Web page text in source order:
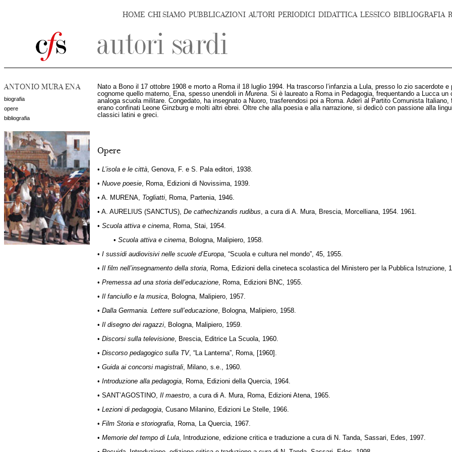
HOME CHI SIAMO PUBBLICAZIONI AUTORI PERIODICI DIDATTICA LESSICO BIBLIOGRAFIA
ANTONIO MURA ENA
biografia
opere
bibliografia
Nato a Bono il 17 ottobre 1908 e morto a Roma il 18 luglio 1994. Ha trascorso l’infanzia a Lula, presso lo zio sacerdote
cognome quello materno, Ena, spesso unendoli in Murena. Si è laureato a Roma in Pedagogia, frequentando a Lucca
analoga scuola militare. Congedato, ha insegnato a Nuoro, trasferendosi poi a Roma. Aderì al Partito Comunista
erano confinati Leone Ginzburg e molti altri ebrei. Oltre che alla poesia e alla narrazione, si dedicò con passione alla
classici latini e greci.
Opere
• L’isola e le città, Genova, F. e S. Pala editori, 1938.
• Nuove poesie, Roma, Edizioni di Novissima, 1939.
• A. MURENA, Togliatti, Roma, Partenia, 1946.
• A. AURELIUS (SANCTUS), De cathechizandis rudibus, a cura di A. Mura, Brescia, Morcelliana, 1954. 1961.
• Scuola attiva e cinema, Roma, Stai, 1954.
• Scuola attiva e cinema, Bologna, Malipiero, 1958.
• I sussidi audiovisivi nelle scuole d’Europa, “Scuola e cultura nel mondo”, 45, 1955.
• Il film nell’insegnamento della storia, Roma, Edizioni della cineteca scolastica del Ministero per la Pubblica Istruzione,
• Premessa ad una storia dell’educazione, Roma, Edizioni BNC, 1955.
• Il fanciullo e la musica, Bologna, Malipiero, 1957.
• Dalla Germania. Lettere sull’educazione, Bologna, Malipiero, 1958.
• Il disegno dei ragazzi, Bologna, Malipiero, 1959.
• Discorsi sulla televisione, Brescia, Editrice La Scuola, 1960.
• Discorso pedagogico sulla TV, “La Lanterna”, Roma, [1960].
• Guida ai concorsi magistrali, Milano, s.e., 1960.
• Introduzione alla pedagogia, Roma, Edizioni della Quercia, 1964.
• SANT’AGOSTINO, Il maestro, a cura di A. Mura, Roma, Edizioni Atena, 1965.
• Lezioni di pedagogia, Cusano Milanino, Edizioni Le Stelle, 1966.
• Film Storia e storiografia, Roma, La Quercia, 1967.
• Memorie del tempo di Lula, Introduzione, edizione critica e traduzione a cura di N. Tanda, Sassari, Edes, 1997.